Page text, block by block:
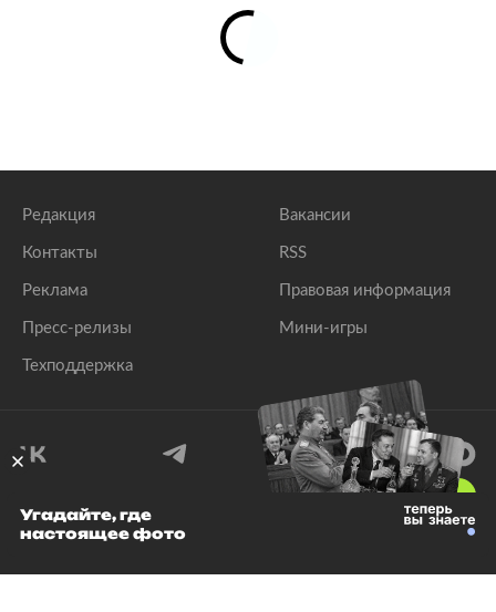
Редакция
Контакты
Реклама
Пресс-релизы
Техподдержка
Вакансии
RSS
Правовая информация
Мини-игры
© 1999–2026 Все права защищены.
Угадайте, где
настоящее фото